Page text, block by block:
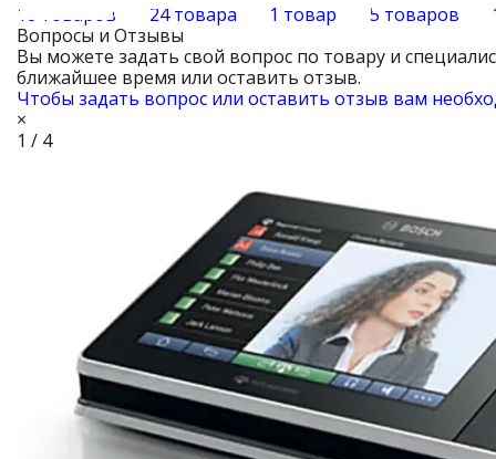
18 товаров 24 товара 1 товар 5 товаров
Вопросы и Отзывы
Вы можете задать свой вопрос по товару и
ближайшее время или оставить отзыв.
Чтобы задать вопрос или оставить отзыв вам
×
1 / 4